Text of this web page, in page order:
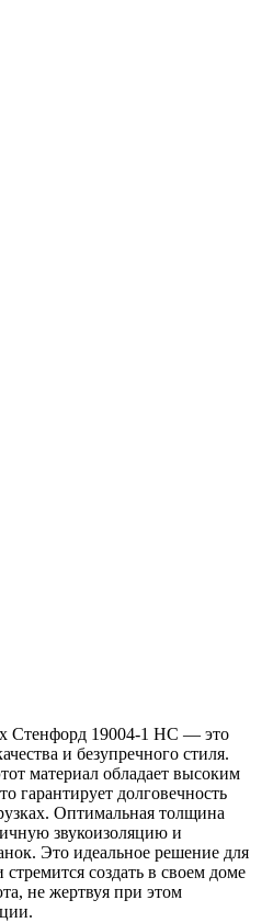
Стенфорд 19004-1 HC — это
и безупречного стиля.
материал обладает высоким
гарантирует долговечность
Оптимальная толщина
звукоизоляцию и
Это идеальное решение для
создать в своем доме
не жертвуя при этом